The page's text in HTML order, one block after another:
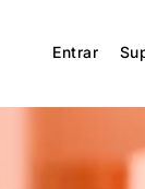
Entrar